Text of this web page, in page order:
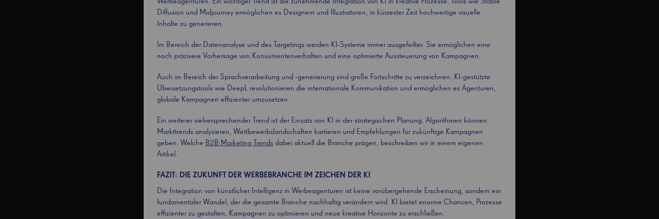
Werbeagenturen. Ein wichtiger Trend ist die zunehmende Integration von KI in kreative Prozesse. Tools wie Stable
Diffusion und Midjourney ermöglichen es Designern und Illustratoren, in kürzester Zeit hochwertige visuelle
Inhalte zu generieren.
Im Bereich der Datenanalyse und des Targetings werden KI-Systeme immer ausgefeilter. Sie ermöglichen eine
noch präzisere Vorhersage von Konsumentenverhalten und eine optimierte Aussteuerung von Kampagnen.
Auch im Bereich der Sprachverarbeitung und -generierung sind große Fortschritte zu verzeichnen. KI-gestützte
Übersetzungstools wie DeepL revolutionieren die internationale Kommunikation und ermöglichen es Agenturen,
globale Kampagnen effizienter umzusetzen.
Ein weiterer vielversprechender Trend ist der Einsatz von KI in der strategischen Planung. Algorithmen können
Markttrends analysieren, Wettbewerbslandschaften kartieren und Empfehlungen für zukünftige Kampagnen
geben. Welche B2B Marketing Trends dabei aktuell die Branche prägen, beschreiben wir in einem eigenen
Artikel.
FAZIT: DIE ZUKUNFT DER WERBEBRANCHE IM ZEICHEN DER KI
Die Integration von künstlicher Intelligenz in Werbeagenturen ist keine vorübergehende Erscheinung, sondern ein
fundamentaler Wandel, der die gesamte Branche nachhaltig verändern wird. KI bietet enorme Chancen, Prozesse
effizienter zu gestalten, Kampagnen zu optimieren und neue kreative Horizonte zu erschließen.